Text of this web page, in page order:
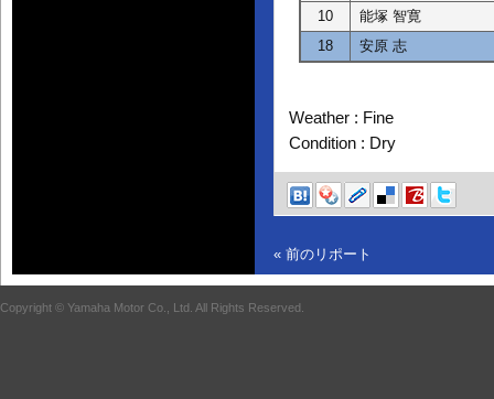
10
能塚 智寛
18
安原 志
Weather : Fine
Condition : Dry
« 前のリポート
Copyright © Yamaha Motor Co., Ltd. All Rights Reserved.